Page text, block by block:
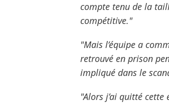
compte tenu de la
compétitive."
"Mais l’équipe a
retrouvé en prison
impliqué dans le
"Alors j’ai quitté